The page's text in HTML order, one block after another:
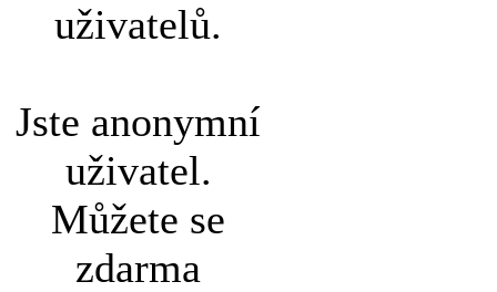
uživatelů.
Jste anonymní
uživatel.
Můžete se
zdarma